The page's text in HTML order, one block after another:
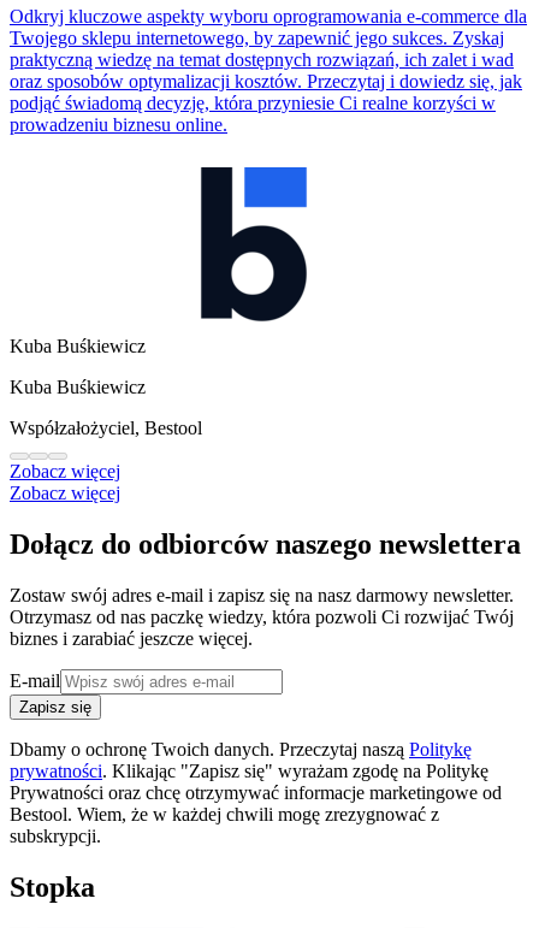
Odkryj kluczowe aspekty wyboru oprogramowania e-commerce dla
Twojego sklepu internetowego, by zapewnić jego sukces. Zyskaj
praktyczną wiedzę na temat dostępnych rozwiązań, ich zalet i wad
oraz sposobów optymalizacji kosztów. Przeczytaj i dowiedz się, jak
podjąć świadomą decyzję, która przyniesie Ci realne korzyści w
prowadzeniu biznesu online.
Kuba Buśkiewicz
Kuba Buśkiewicz
Współzałożyciel, Bestool
Zobacz więcej
Zobacz więcej
Dołącz do odbiorców naszego newslettera
Zostaw swój adres e-mail i zapisz się na nasz darmowy newsletter.
Otrzymasz od nas paczkę wiedzy, która pozwoli Ci rozwijać Twój
biznes i zarabiać jeszcze więcej.
E-mail
Zapisz się
Dbamy o ochronę Twoich danych. Przeczytaj naszą Politykę
prywatności. Klikając "Zapisz się" wyrażam zgodę na Politykę
Prywatności oraz chcę otrzymywać informacje marketingowe od
Bestool. Wiem, że w każdej chwili mogę zrezygnować z
subskrypcji.
Stopka